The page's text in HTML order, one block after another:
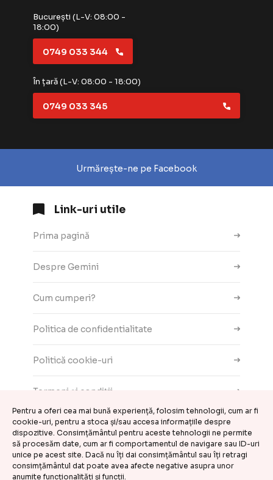
Pentru a oferi cea mai bună experiență, folosim tehnologii, cum ar fi
cookie-uri, pentru a stoca și/sau accesa informațiile despre
dispozitive. Consimțământul pentru aceste tehnologii ne permite
să procesăm date, cum ar fi comportamentul de navigare sau ID-uri
unice pe acest site. Dacă nu îți dai consimțământul sau îți retragi
consimțământul dat poate avea afecte negative asupra unor
anumite funcționalități și funcții.
București (L-V: 08:00 -
18:00)
0749 033 344
În țară (L-V: 08:00 - 18:00)
0749 033 345
Urmărește-ne pe Facebook
Link-uri utile
Prima pagină
Despre Gemini
Cum cumperi?
Politica de confidentialitate
Politică cookie-uri
Termeni și condiții
Contact
ANPC